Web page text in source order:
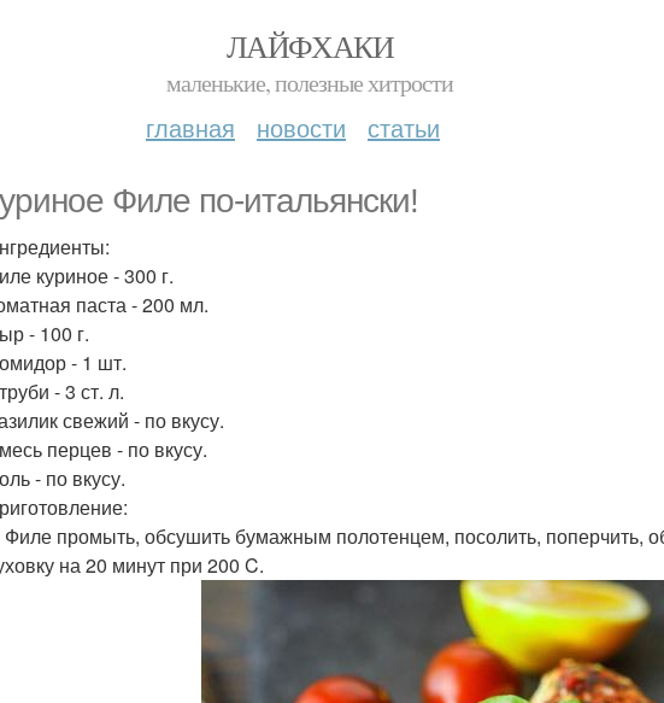
ЛАЙФХАКИ
маленькие, полезные хитрости
главная новости статьи
Филе по-итальянски!
куриное - 300 г.
паста - 200 мл.
- 100 г.
- 1 шт.
- 3 ст. л.
свежий - по вкусу.
перцев - по вкусу.
- по вкусу.
Филе промыть, обсушить бумажным полотенцем, посолить, поперчить,
на 20 минут при 200 C.